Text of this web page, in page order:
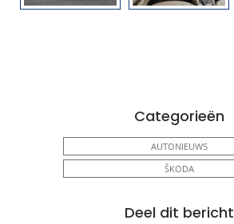
Categorieën
AUTONIEUWS
ŠKODA
Deel dit bericht